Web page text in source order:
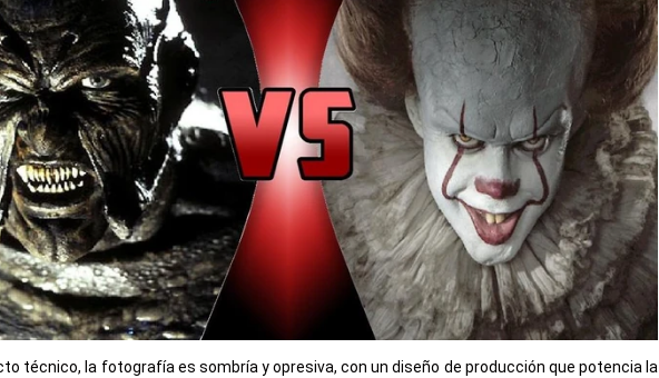
técnico, la fotografía es sombría y opresiva, con un diseño de producción que potencia la